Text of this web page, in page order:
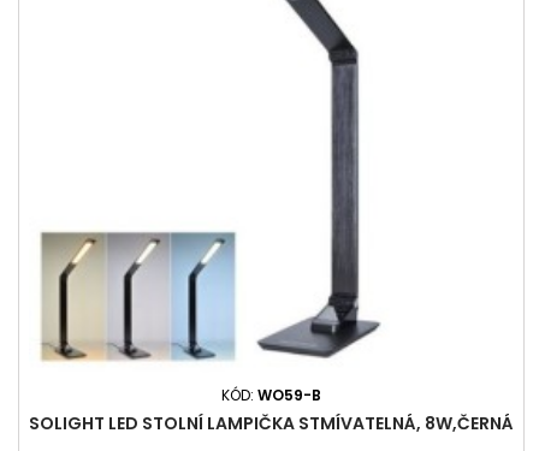
KÓD: WO59-B
SOLIGHT LED STOLNÍ LAMPIČKA STMÍVATELNÁ, 8W,ČERNÁ